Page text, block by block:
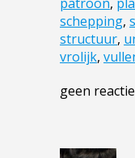
schepping,
structuur,
vrolijk,
geen